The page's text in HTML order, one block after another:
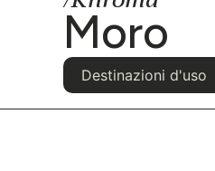
Moro
Destinazioni d'uso